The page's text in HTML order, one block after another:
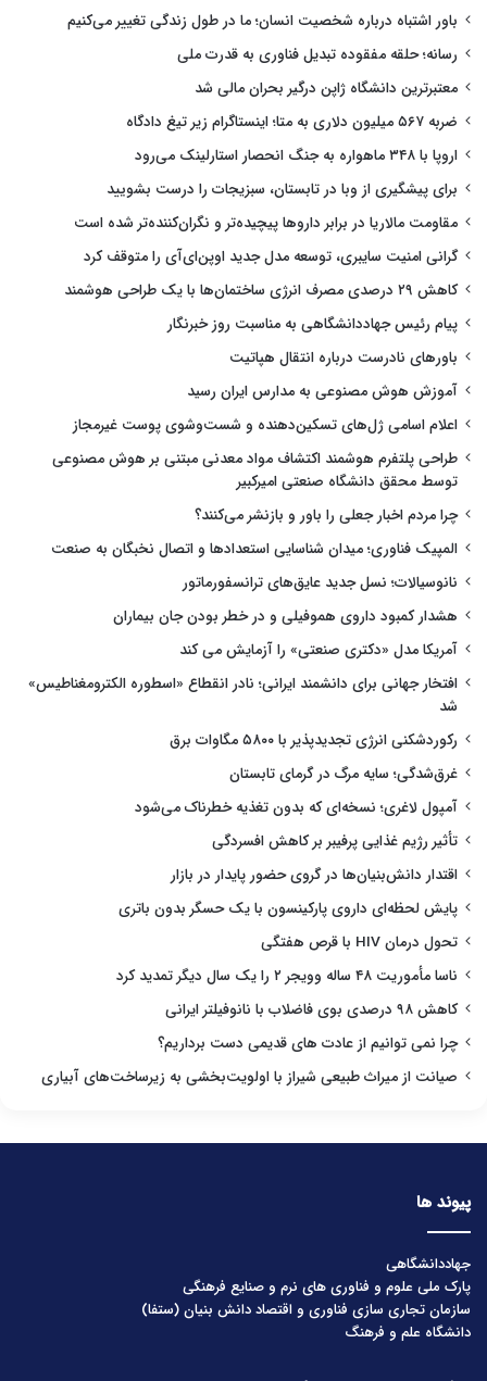
باور اشتباه درباره شخصیت انسان؛ ما در طول زندگی تغییر می‌کنیم
رسانه؛ حلقه مفقوده تبدیل فناوری به قدرت ملی
معتبرترین دانشگاه ژاپن درگیر بحران مالی شد
ضربه ۵۶۷ میلیون دلاری به متا؛ اینستاگرام زیر تیغ دادگاه
اروپا با ۳۴۸ ماهواره به جنگ انحصار استارلینک می‌رود
برای پیشگیری از وبا در تابستان، سبزیجات را درست بشویید
مقاومت مالاریا در برابر داروها پیچیده‌تر و نگران‌کننده‌تر شده است
گرانی امنیت سایبری، توسعه مدل جدید اوپن‌ای‌آی را متوقف کرد
کاهش ۲۹ درصدی مصرف انرژی ساختمان‌ها با یک طراحی هوشمند
پیام رئیس جهاددانشگاهی به مناسبت روز خبرنگار
باورهای نادرست درباره انتقال هپاتیت
آموزش هوش مصنوعی به مدارس ایران رسید
اعلام اسامی ژل‌های تسکین‌دهنده و شست‌وشوی پوست غیرمجاز
طراحی پلتفرم هوشمند اکتشاف مواد معدنی مبتنی بر هوش مصنوعی
توسط محقق دانشگاه صنعتی امیرکبیر
چرا مردم اخبار جعلی را باور و بازنشر می‌کنند؟
المپیک فناوری؛ میدان شناسایی استعدادها و اتصال نخبگان به صنعت
نانوسیالات؛ نسل جدید عایق‌های ترانسفورماتور
هشدار کمبود داروی هموفیلی و در خطر بودن جان بیماران
آمریکا مدل «دکتری صنعتی» را آزمایش می کند
افتخار جهانی برای دانشمند ایرانی؛ نادر انقطاع «اسطوره الکترومغناطیس»
شد
رکوردشکنی انرژی تجدیدپذیر با ۵۸۰۰ مگاوات برق
غرق‌شدگی؛ سایه مرگ در گرمای تابستان
آمپول لاغری؛ نسخه‌ای که بدون تغذیه خطرناک می‌شود
تأثیر رژیم غذایی پرفیبر بر کاهش افسردگی
اقتدار دانش‌بنیان‌ها در گروی حضور پایدار در بازار
پایش لحظه‌ای داروی پارکینسون با یک حسگر بدون باتری
تحول درمان HIV با قرص هفتگی
ناسا مأموریت ۴۸ ساله وویجر ۲ را یک سال دیگر تمدید کرد
کاهش ۹۸ درصدی بوی فاضلاب با نانوفیلتر ایرانی
چرا نمی توانیم از عادت های قدیمی دست برداریم؟
صیانت از میراث طبیعی شیراز با اولویت‌بخشی به زیرساخت‌های آبیاری
پیوند ها
جهاددانشگاهی
پارک ملی علوم و فناوری های نرم و صنایع فرهنگی
سازمان تجاری سازی فناوری و اقتصاد دانش بنیان (ستفا)
دانشگاه علم و فرهنگ